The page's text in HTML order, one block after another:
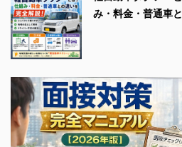
み・料金・普通車